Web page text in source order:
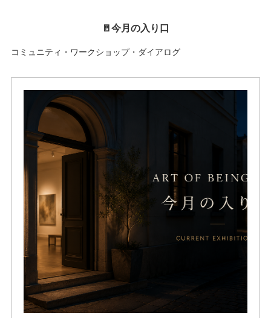
🚪今月の入り口
コミュニティ・ワークショップ・ダイアログ